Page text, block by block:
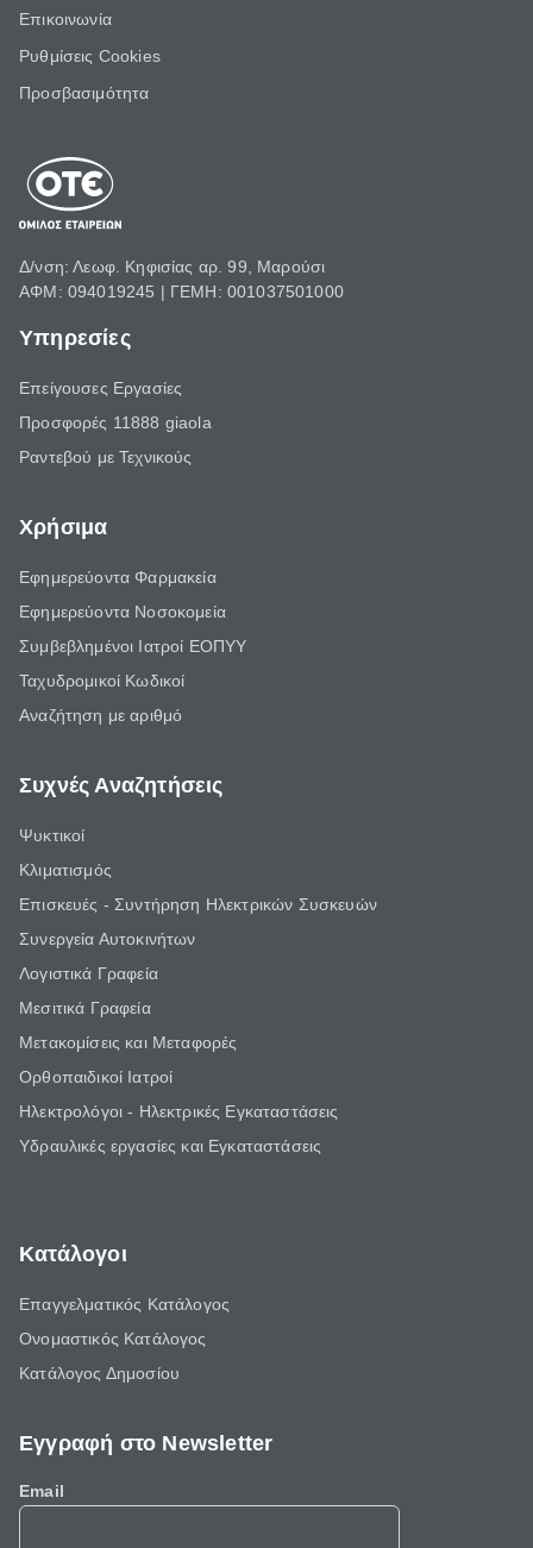
Επικοινωνία
Ρυθμίσεις Cookies
Προσβασιμότητα
Δ/νση: Λεωφ. Κηφισίας αρ. 99, Μαρούσι
ΑΦΜ: 094019245 | ΓΕΜΗ: 001037501000
Υπηρεσίες
Επείγουσες Εργασίες
Προσφορές 11888 giaola
Ραντεβού με Τεχνικούς
Χρήσιμα
Εφημερεύοντα Φαρμακεία
Εφημερεύοντα Νοσοκομεία
Συμβεβλημένοι Ιατροί ΕΟΠΥΥ
Ταχυδρομικοί Κωδικοί
Αναζήτηση με αριθμό
Συχνές Αναζητήσεις
Ψυκτικοί
Κλιματισμός
Επισκευές - Συντήρηση Ηλεκτρικών Συσκευών
Συνεργεία Αυτοκινήτων
Λογιστικά Γραφεία
Μεσιτικά Γραφεία
Μετακομίσεις και Μεταφορές
Ορθοπαιδικοί Ιατροί
Ηλεκτρολόγοι - Ηλεκτρικές Εγκαταστάσεις
Υδραυλικές εργασίες και Εγκαταστάσεις
Κατάλογοι
Επαγγελματικός Κατάλογος
Ονομαστικός Κατάλογος
Κατάλογος Δημοσίου
Εγγραφή στο Newsletter
Email